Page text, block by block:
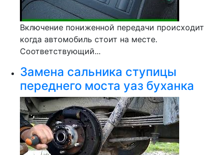
Включение пониженной передачи происходит
когда автомобиль стоит на месте.
Соответствующий...
Замена сальника ступицы
переднего моста уаз буханка